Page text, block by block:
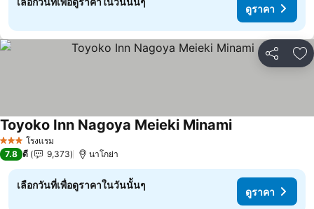
ดูราคา
แชร์ เ
3 ดาว โรงแรม
Toyoko Inn Nagoya Meieki Minamiดูราคา
7.8 ดี 9,373 นาโกย่า
เลือกวันที่เพื่อดูราคาในวันนั้นๆ
ดูราคา